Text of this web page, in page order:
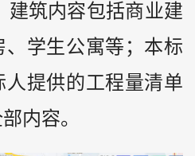
建筑内容包括商业建
学生公寓等；本标
提供的工程量清单
内容。